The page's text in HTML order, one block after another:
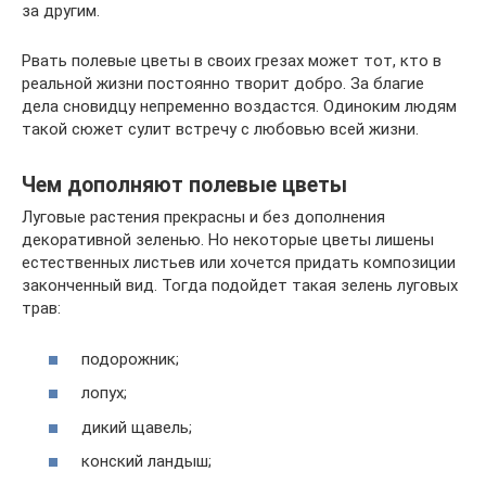
за другим.
Рвать полевые цветы в своих грезах может тот, кто в
реальной жизни постоянно творит добро. За благие
дела сновидцу непременно воздастся. Одиноким людям
такой сюжет сулит встречу с любовью всей жизни.
Чем дополняют полевые цветы
Луговые растения прекрасны и без дополнения
декоративной зеленью. Но некоторые цветы лишены
естественных листьев или хочется придать композиции
законченный вид. Тогда подойдет такая зелень луговых
трав:
подорожник;
лопух;
дикий щавель;
конский ландыш;